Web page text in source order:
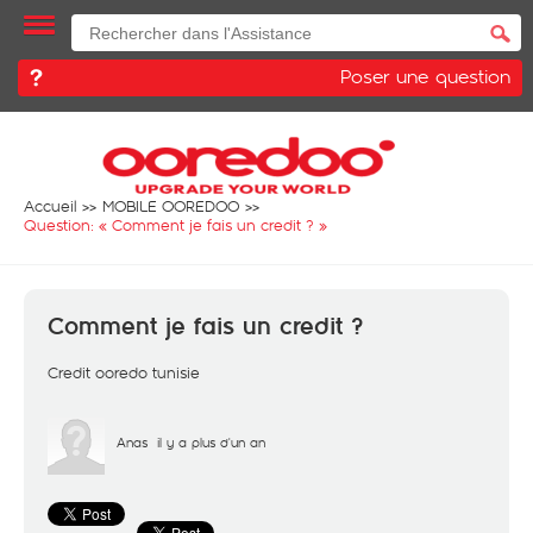
Poser une question
Accueil
MOBILE OOREDOO
Question: « Comment je fais un credit ? »
Comment je fais un credit ?
Credit ooredo tunisie
Anas il y a plus d'un an